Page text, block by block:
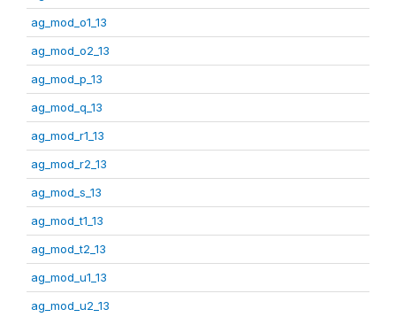
ag_mod_o1_13
ag_mod_o2_13
ag_mod_p_13
ag_mod_q_13
ag_mod_r1_13
ag_mod_r2_13
ag_mod_s_13
ag_mod_t1_13
ag_mod_t2_13
ag_mod_u1_13
ag_mod_u2_13